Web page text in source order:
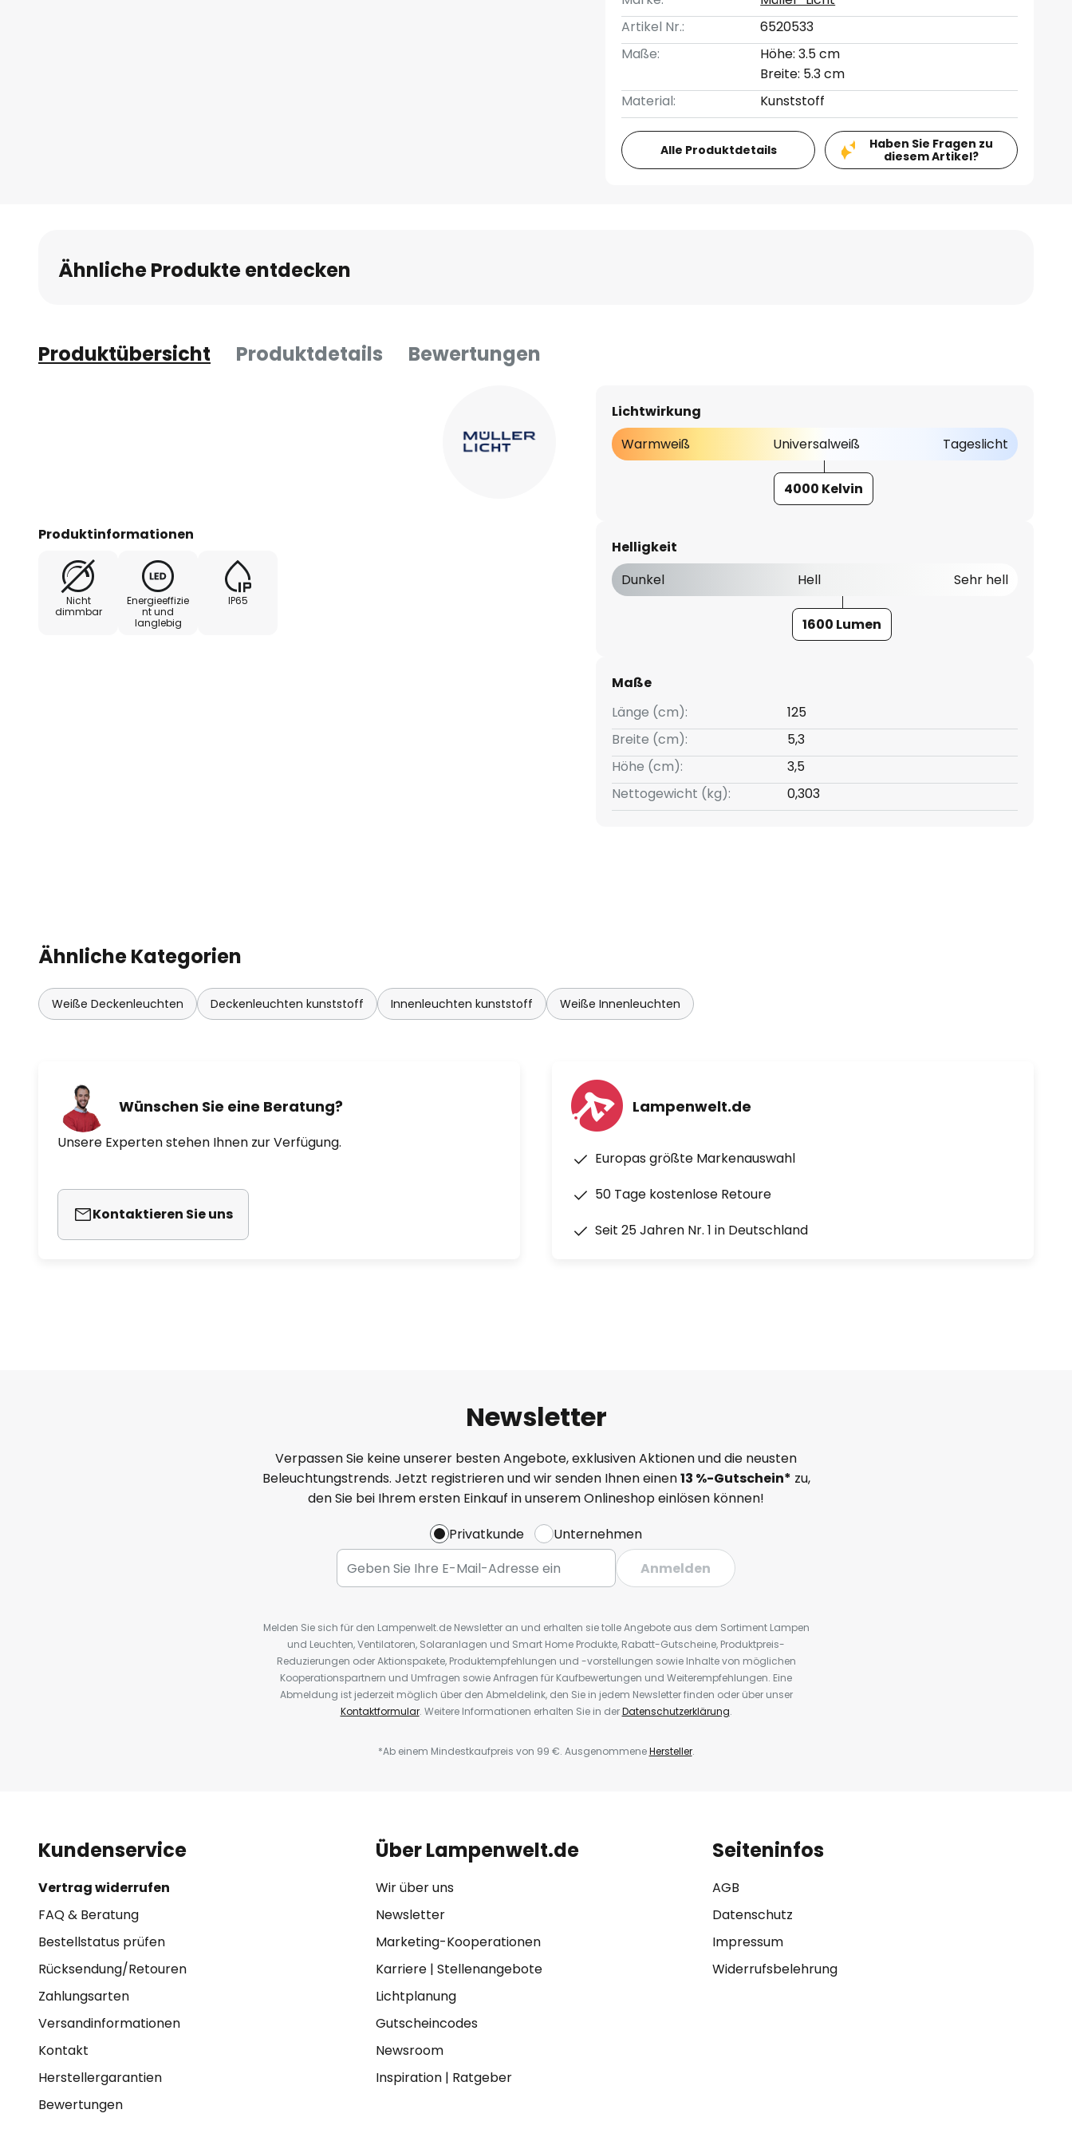
Artikel Nr.:
6520533
Maße:
Höhe: 3.5 cm
Breite: 5.3 cm
Material:
Kunststoff
Alle Produktdetails
Haben Sie Fragen zu
diesem Artikel?
Ähnliche Produkte entdecken
Produktübersicht Produktdetails Bewertungen
Produktinformationen
Nicht
dimmbar
Energieeffizie
nt und
langlebig
IP65
Lichtwirkung
Warmweiß
Universalweiß Tageslicht
4000 Kelvin
Helligkeit
Dunkel
Hell Sehr hell
1600 Lumen
Maße
Länge (cm):
125
Breite (cm):
5,3
Höhe (cm):
3,5
Nettogewicht (kg):
0,303
Ähnliche Kategorien
Weiße Deckenleuchten Deckenleuchten kunststoff Innenleuchten kunststoff Weiße Innenleuchten
Wünschen Sie eine Beratung?
Unsere Experten stehen Ihnen zur Verfügung.
Kontaktieren Sie uns
Lampenwelt.de
Europas größte Markenauswahl
50 Tage kostenlose Retoure
Seit 25 Jahren Nr. 1 in Deutschland
Newsletter
Verpassen Sie keine unserer besten Angebote, exklusiven Aktionen und die neusten
Beleuchtungstrends. Jetzt registrieren und wir senden Ihnen einen13 %-Gutschein* zu,
den Sie bei Ihrem ersten Einkauf in unserem Onlineshop einlösen können!
Privatkunde
Unternehmen
Anmelden
Melden Sie sich für den Lampenwelt.de Newsletter an und erhalten sie tolle Angebote aus dem Sortiment Lampen
und Leuchten, Ventilatoren, Solaranlagen und Smart Home Produkte, Rabatt-Gutscheine, Produktpreis-
Reduzierungen oder Aktionspakete, Produktempfehlungen und -vorstellungen sowie Inhalte von möglichen
Kooperationspartnern und Umfragen sowie Anfragen für Kaufbewertungen und Weiterempfehlungen. Eine
Abmeldung ist jederzeit möglich über den Abmeldelink, den Sie in jedem Newsletter finden oder über unser
Kontaktformular. Weitere Informationen erhalten Sie in derDatenschutzerklärung.
*Ab einem Mindestkaufpreis von 99 €. AusgenommeneHersteller.
Kundenservice
Vertrag widerrufen
FAQ & Beratung
Bestellstatus prüfen
Rücksendung/Retouren
Zahlungsarten
Versandinformationen
Kontakt
Herstellergarantien
Bewertungen
Über Lampenwelt.de
Wir über uns
Newsletter
Marketing-Kooperationen
Karriere| Stellenangebote
Lichtplanung
Gutscheincodes
Newsroom
Inspiration| Ratgeber
Seiteninfos
AGB
Datenschutz
Impressum
Widerrufsbelehrung